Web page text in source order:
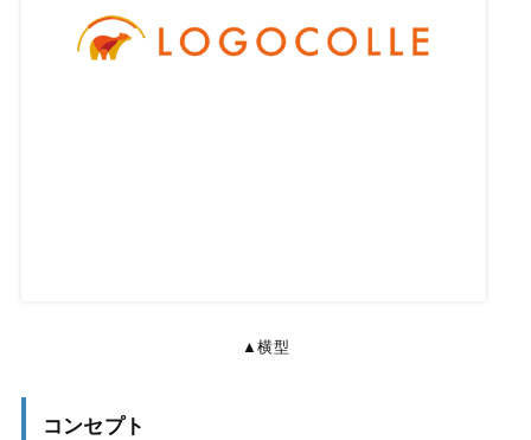
▲横型
コンセプト